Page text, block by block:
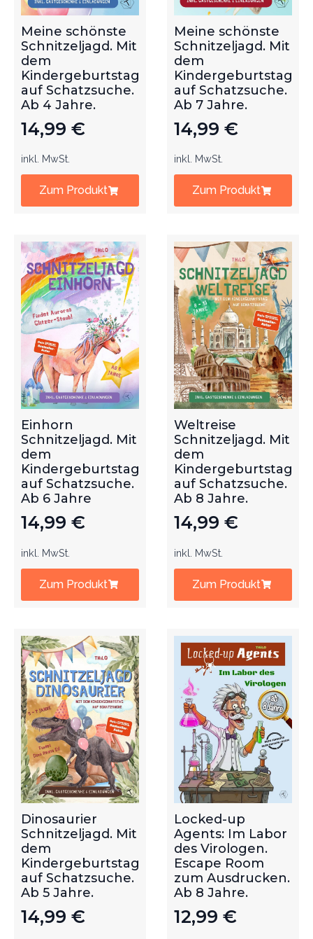
Meine schönste
Schnitzeljagd. Mit
dem
Kindergeburtstag
auf Schatzsuche.
Ab 4 Jahre.
14,99 €
inkl. MwSt.
Zum Produkt
Meine schönste
Schnitzeljagd. Mit
dem
Kindergeburtstag
auf Schatzsuche.
Ab 7 Jahre.
14,99 €
inkl. MwSt.
Zum Produkt
Einhorn
Schnitzeljagd. Mit
dem
Kindergeburtstag
auf Schatzsuche.
Ab 6 Jahre
14,99 €
inkl. MwSt.
Zum Produkt
Weltreise
Schnitzeljagd. Mit
dem
Kindergeburtstag
auf Schatzsuche.
Ab 8 Jahre.
14,99 €
inkl. MwSt.
Zum Produkt
Dinosaurier
Schnitzeljagd. Mit
dem
Kindergeburtstag
auf Schatzsuche.
Ab 5 Jahre.
14,99 €
Locked-up
Agents: Im Labor
des Virologen.
Escape Room
zum Ausdrucken.
Ab 8 Jahre.
12,99 €